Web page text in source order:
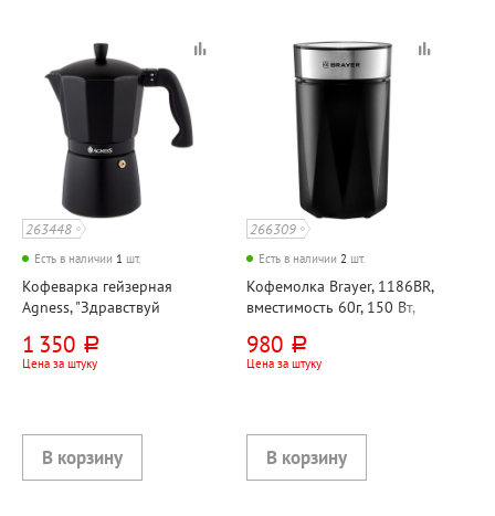
263448
Есть в наличии 1 шт.
Кофеварка гейзерная
Agness, "Здравствуй
1 350 руб.
Цена за штуку
266309
Есть в наличии 2 шт.
Кофемолка Brayer, 1186BR,
вместимость 60г, 150 Вт,
980 руб.
Цена за штуку